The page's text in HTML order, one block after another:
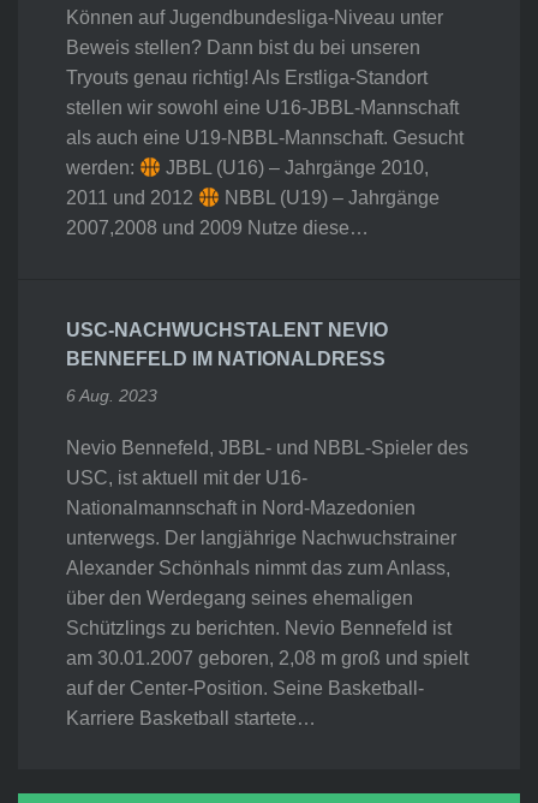
Können auf Jugendbundesliga-Niveau unter
Beweis stellen? Dann bist du bei unseren
Tryouts genau richtig! Als Erstliga-Standort
stellen wir sowohl eine U16-JBBL-Mannschaft
als auch eine U19-NBBL-Mannschaft. Gesucht
werden:
JBBL (U16) – Jahrgänge 2010,
2011 und 2012
NBBL (U19) – Jahrgänge
2007,2008 und 2009 Nutze diese…
USC-NACHWUCHSTALENT NEVIO
BENNEFELD IM NATIONALDRESS
6 Aug. 2023
Nevio Bennefeld, JBBL- und NBBL-Spieler des
USC, ist aktuell mit der U16-
Nationalmannschaft in Nord-Mazedonien
unterwegs. Der langjährige Nachwuchstrainer
Alexander Schönhals nimmt das zum Anlass,
über den Werdegang seines ehemaligen
Schützlings zu berichten. Nevio Bennefeld ist
am 30.01.2007 geboren, 2,08 m groß und spielt
auf der Center-Position. Seine Basketball-
Karriere Basketball startete…